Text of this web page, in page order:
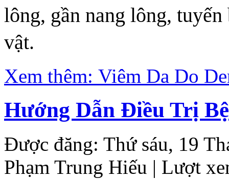
lông, gần nang lông,
vật.
Xem thêm: Viêm Da Do
Hướng Dẫn Điều Trị
Được đăng: Thứ sáu, 19
Phạm Trung Hiếu | Lượt